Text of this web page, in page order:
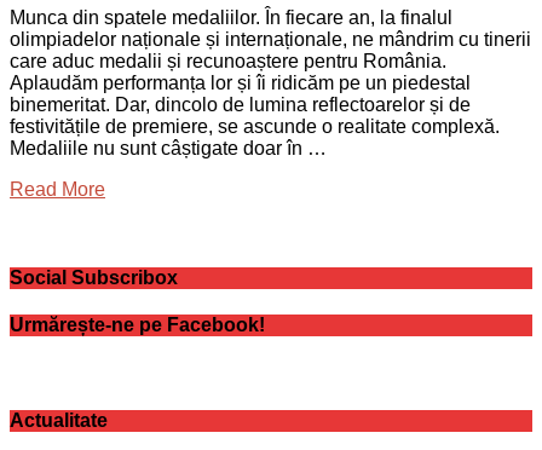
Munca din spatele medaliilor. În fiecare an, la finalul
olimpiadelor naționale și internaționale, ne mândrim cu tinerii
care aduc medalii și recunoaștere pentru România.
Aplaudăm performanța lor și îi ridicăm pe un piedestal
binemeritat. Dar, dincolo de lumina reflectoarelor și de
festivitățile de premiere, se ascunde o realitate complexă.
Medaliile nu sunt câștigate doar în …
Read More
Social Subscribox
Urmărește-ne pe Facebook!
Actualitate